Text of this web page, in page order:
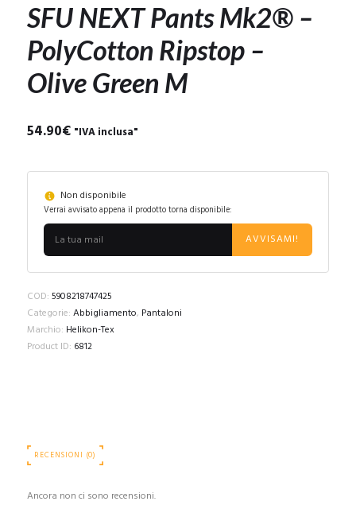
SFU NEXT Pants Mk2® –
PolyCotton Ripstop –
Olive Green M
54.90€ "IVA inclusa"
Non disponibile
Verrai avvisato appena il prodotto torna disponibile:
AVVISAMI!
COD: 5908218747425
Categorie: Abbigliamento, Pantaloni
Marchio: Helikon-Tex
Product ID: 6812
RECENSIONI (0)
Ancora non ci sono recensioni.